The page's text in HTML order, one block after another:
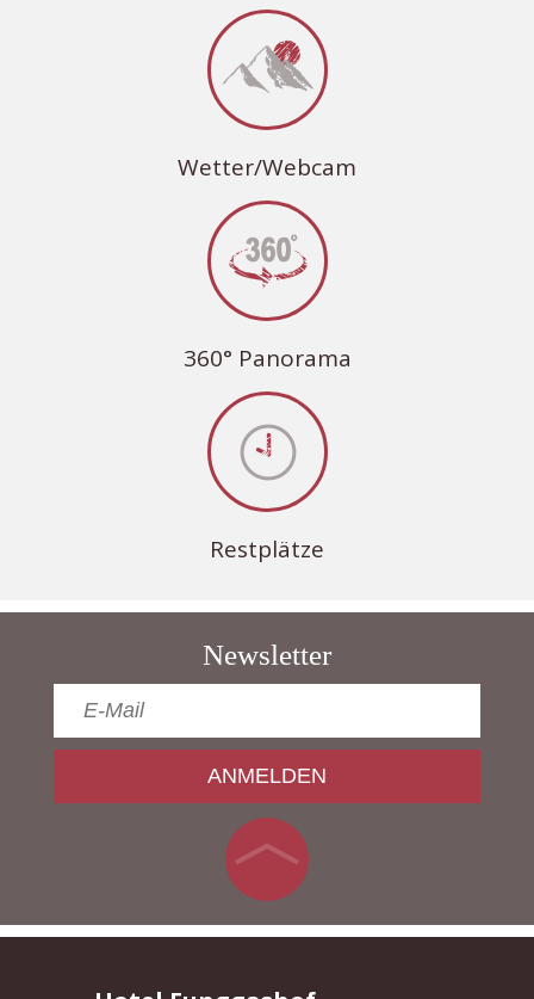
Wetter/Webcam
360° Panorama
Restplätze
Newsletter
ANMELDEN